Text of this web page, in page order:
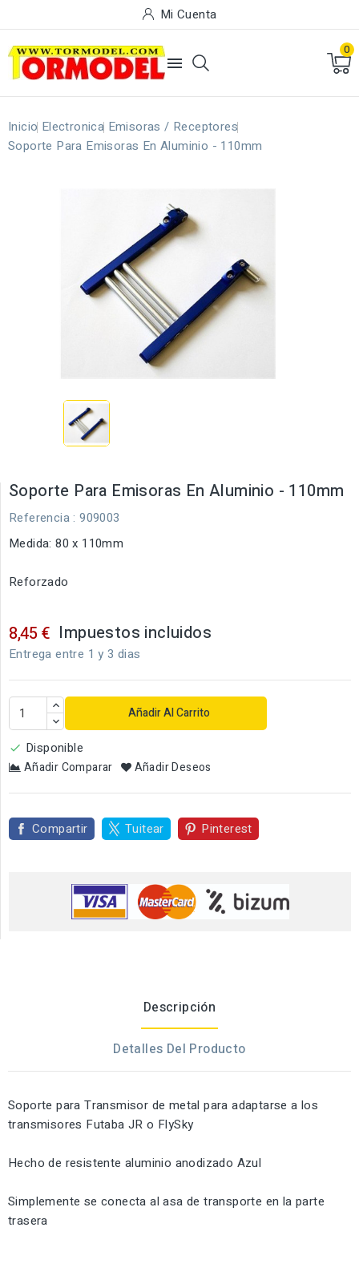
Mi Cuenta

0
Inicio Electronica Emisoras / Receptores
Soporte Para Emisoras En Aluminio - 110mm
Soporte Para Emisoras En Aluminio - 110mm
Referencia : 909003
Medida: 80 x 110mm
Reforzado
8,45 € Impuestos incluidos
Entrega entre 1 y 3 dias
Añadir Al Carrito
 Disponible
Añadir Comparar Añadir Deseos
Compartir Tuitear Pinterest
Descripción
Detalles Del Producto
Soporte para Transmisor de metal para adaptarse a los
transmisores Futaba JR o FlySky
Hecho de resistente aluminio anodizado Azul
Simplemente se conecta al asa de transporte en la parte
trasera